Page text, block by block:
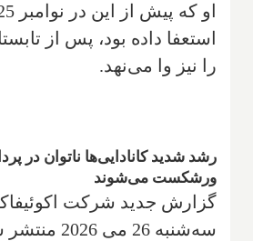
استعفا داده بود، پس از
را نیز وا می‌نهد.
رشد شدید کانادایی‌ها ناتوان در
ورشکست می‌شوند
گزارش جدید شرکت
سه‌شنبه 26 می